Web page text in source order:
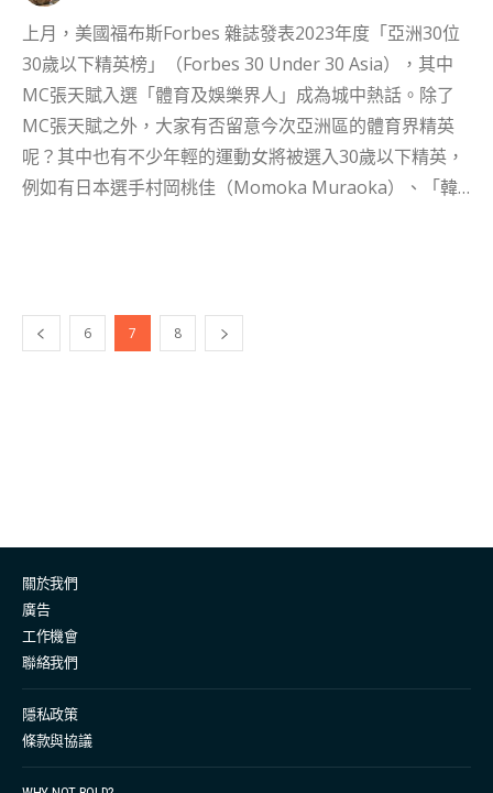
象就是非常講求強健體魄、體力需求大，訓練過程辛苦，
雖然事實正式訓練確是如此，但香港水泳社指女子龍舟體
驗班的課程設計不會太嚴厲密集，因為更重要是讓更多女
生有接觸龍舟運動的機會，所以課程不會太辛苦，絕對適
合較入門，初學者也絕對合適。 對於開辦女子龍舟體班的
初衷，「香港水泳社...
上月，美國福布斯Forbes 雜誌發表2023年度「亞洲30位
30歲以下精英榜」（Forbes 30 Under 30 Asia），其中
MC張天賦入選「體育及娛樂界人」成為城中熱話。除了
MC張天賦之外，大家有否留意今次亞洲區的體育界精英
呢？其中也有不少年輕的運動女將被選入30歲以下精英，
例如有日本選手村岡桃佳（Momoka Muraoka）、「韓
Rybakina。 作為年輕運動員，好多時候都要比人更早做
出一些人生上的取捨，例如面對密集的訓練時間，要犧牲
麻痺，從那天起，桃佳要依靠輪椅活動，而身體上的轉變
亦曾經活潑好動的轉變成內向的性格，改變她的契機源自
運動。在小學一年級時與爸爸一同觀看縣內舉行的殘障運
直到小學三年級時，桃佳到福島縣參加椅子滑雪體驗會。
首次滑雪的桃佳不知畏懼，雖然跌跌碰碰下痛得大哭，但
依然爬起來繼續嘗試。 運動讓世界從此變得更大 村岡桃佳
6 7 8
關於我們
廣告
工作機會
聯絡我們
隱私政策
條款與協議